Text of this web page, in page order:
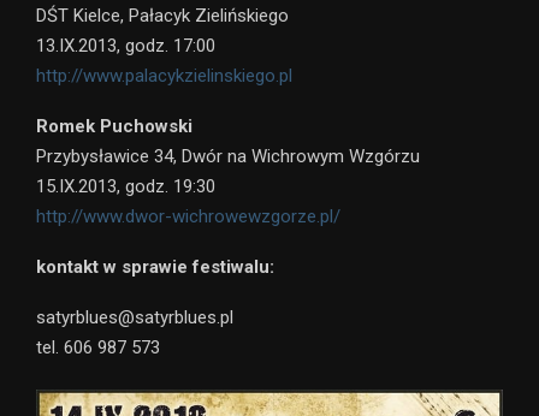
DŚT Kielce, Pałacyk Zielińskiego
13.IX.2013, godz. 17:00
http://www.palacykzielinskiego.pl
Romek Puchowski
Przybysławice 34, Dwór na Wichrowym Wzgórzu
15.IX.2013, godz. 19:30
http://www.dwor-wichrowewzgorze.pl/
kontakt w sprawie festiwalu:
satyrblues@satyrblues.pl
tel. 606 987 573